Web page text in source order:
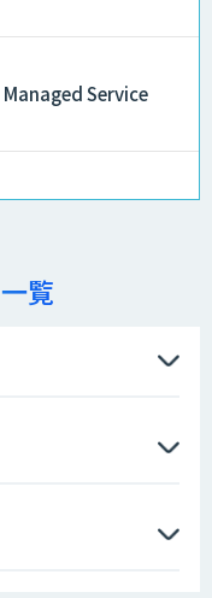
Service
ーストコンタクト）
覧